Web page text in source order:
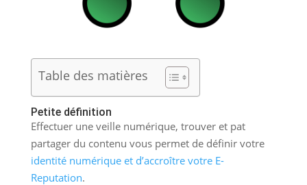
Table des matières
Petite définition
Effectuer une veille numérique, trouver et pat
partager du contenu vous permet de définir votre
identité numérique et d’accroître votre E-
Reputation.